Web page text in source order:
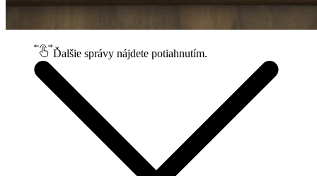
Ďalšie správy nájdete potiahnutím.